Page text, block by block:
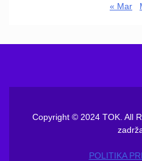
« Mar
Copyright © 2024 TOK. All
POLITIKA